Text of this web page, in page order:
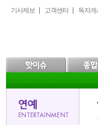
문
로
인
바
위
바
기사제보 고객센터 독자게